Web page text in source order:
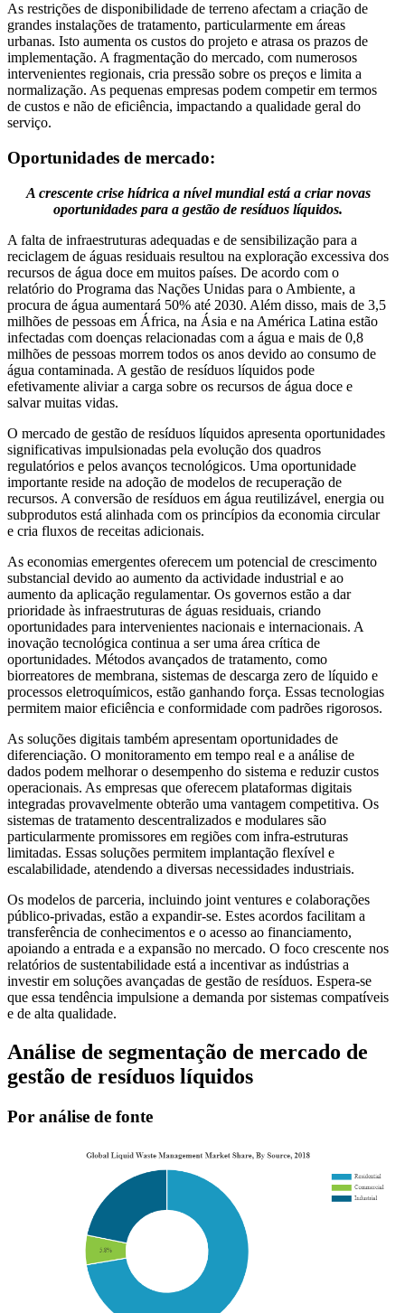
As restrições de disponibilidade de terreno afectam a criação de
grandes instalações de tratamento, particularmente em áreas
urbanas. Isto aumenta os custos do projeto e atrasa os prazos de
implementação. A fragmentação do mercado, com numerosos
intervenientes regionais, cria pressão sobre os preços e limita a
normalização. As pequenas empresas podem competir em termos
de custos e não de eficiência, impactando a qualidade geral do
serviço.
Oportunidades de mercado:
A crescente crise hídrica a nível mundial está a criar novas
oportunidades para a gestão de resíduos líquidos.
A falta de infraestruturas adequadas e de sensibilização para a
reciclagem de águas residuais resultou na exploração excessiva dos
recursos de água doce em muitos países. De acordo com o
relatório do Programa das Nações Unidas para o Ambiente, a
procura de água aumentará 50% até 2030. Além disso, mais de 3,5
milhões de pessoas em África, na Ásia e na América Latina estão
infectadas com doenças relacionadas com a água e mais de 0,8
milhões de pessoas morrem todos os anos devido ao consumo de
água contaminada. A gestão de resíduos líquidos pode
efetivamente aliviar a carga sobre os recursos de água doce e
salvar muitas vidas.
O mercado de gestão de resíduos líquidos apresenta oportunidades
significativas impulsionadas pela evolução dos quadros
regulatórios e pelos avanços tecnológicos. Uma oportunidade
importante reside na adoção de modelos de recuperação de
recursos. A conversão de resíduos em água reutilizável, energia ou
subprodutos está alinhada com os princípios da economia circular
e cria fluxos de receitas adicionais.
As economias emergentes oferecem um potencial de crescimento
substancial devido ao aumento da actividade industrial e ao
aumento da aplicação regulamentar. Os governos estão a dar
prioridade às infraestruturas de águas residuais, criando
oportunidades para intervenientes nacionais e internacionais. A
inovação tecnológica continua a ser uma área crítica de
oportunidades. Métodos avançados de tratamento, como
biorreatores de membrana, sistemas de descarga zero de líquido e
processos eletroquímicos, estão ganhando força. Essas tecnologias
permitem maior eficiência e conformidade com padrões rigorosos.
As soluções digitais também apresentam oportunidades de
diferenciação. O monitoramento em tempo real e a análise de
dados podem melhorar o desempenho do sistema e reduzir custos
operacionais. As empresas que oferecem plataformas digitais
integradas provavelmente obterão uma vantagem competitiva. Os
sistemas de tratamento descentralizados e modulares são
particularmente promissores em regiões com infra-estruturas
limitadas. Essas soluções permitem implantação flexível e
escalabilidade, atendendo a diversas necessidades industriais.
Os modelos de parceria, incluindo joint ventures e colaborações
público-privadas, estão a expandir-se. Estes acordos facilitam a
transferência de conhecimentos e o acesso ao financiamento,
apoiando a entrada e a expansão no mercado. O foco crescente nos
relatórios de sustentabilidade está a incentivar as indústrias a
investir em soluções avançadas de gestão de resíduos. Espera-se
que essa tendência impulsione a demanda por sistemas compatíveis
e de alta qualidade.
Análise de segmentação de mercado de
gestão de resíduos líquidos
Por análise de fonte